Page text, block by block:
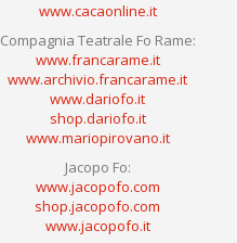
www.cacaonline.it
Compagnia Teatrale Fo Rame:
www.francarame.it
www.archivio.francarame.it
www.dariofo.it
shop.dariofo.it
www.mariopirovano.it
Jacopo Fo:
www.jacopofo.com
shop.jacopofo.com
www.jacopofo.it